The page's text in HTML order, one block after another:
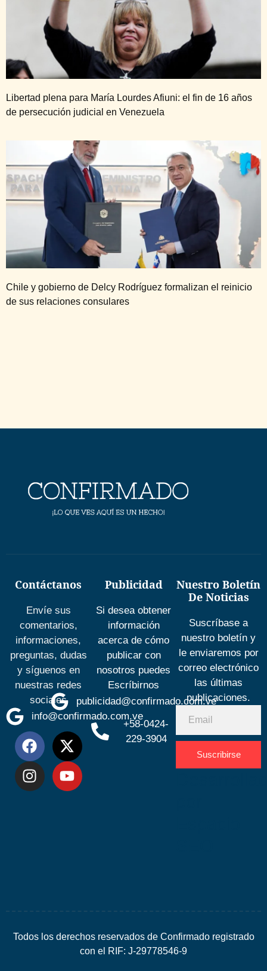
Libertad plena para María Lourdes Afiuni: el fin de 16 años
de persecución judicial en Venezuela
Chile y gobierno de Delcy Rodríguez formalizan el reinicio
de sus relaciones consulares
Contáctanos
Envíe sus
comentarios,
informaciones,
preguntas, dudas
y síguenos en
nuestras redes
sociales
info@confirmado.com.ve
Publicidad
Si desea obtener
información
acerca de cómo
publicar con
nosotros puedes
Escríbirnos
publicidad@confirmado.com.ve
+58-0424-
229-3904
Nuestro Boletín
De Noticias
Suscríbase a
nuestro boletín y
le enviaremos por
correo electrónico
las últimas
publicaciones.
Suscribirse
Todos los derechos reservados de Confirmado registrado
con el RIF: J-29778546-9